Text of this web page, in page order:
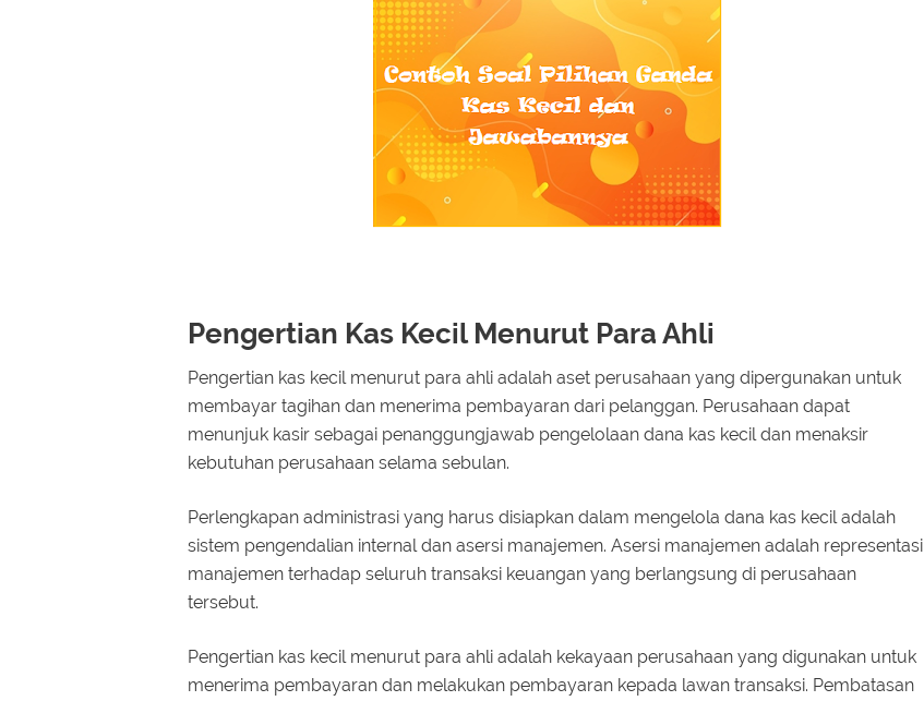
Pengertian Kas Kecil Menurut Para Ahli
Pengertian kas kecil menurut para ahli adalah aset perusahaan yang dipergunakan untuk
membayar tagihan dan menerima pembayaran dari pelanggan. Perusahaan dapat
menunjuk kasir sebagai penanggungjawab pengelolaan dana kas kecil dan menaksir
kebutuhan perusahaan selama sebulan.
Perlengkapan administrasi yang harus disiapkan dalam mengelola dana kas kecil adalah
sistem pengendalian internal dan asersi manajemen. Asersi manajemen adalah representasi
manajemen terhadap seluruh transaksi keuangan yang berlangsung di perusahaan
tersebut.
Pengertian kas kecil menurut para ahli adalah kekayaan perusahaan yang digunakan untuk
menerima pembayaran dan melakukan pembayaran kepada lawan transaksi. Pembatasan